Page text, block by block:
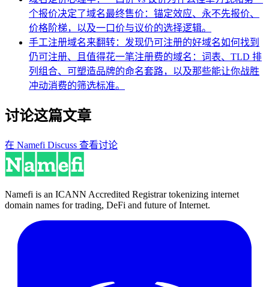
个报价决定了域名最终售价：锚定效应、永不先报价、
价格阶梯，以及一口价与议价的选择逻辑。
手工注册域名来翻转：发现仍可注册的好域名如何找到
仍可注册、且值得花一笔注册费的域名：词表、TLD 排
列组合、可塑造品牌的命名套路，以及那些能让你战胜
冲动消费的筛选标准。
讨论这篇文章
在 Namefi Discuss 查看讨论
Namefi is an ICANN Accredited Registrar tokenizing internet
domain names for trading, DeFi and future of Internet.